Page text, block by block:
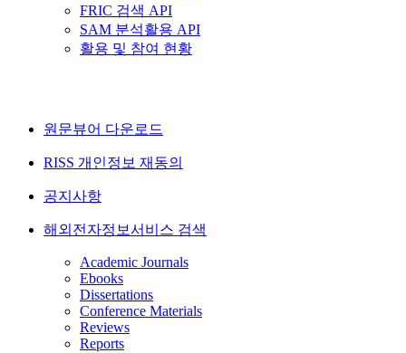
FRIC 검색 API
SAM 분석활용 API
활용 및 참여 현황
원문뷰어 다운로드
RISS 개인정보 재동의
공지사항
해외전자정보서비스 검색
Academic Journals
Ebooks
Dissertations
Conference Materials
Reviews
Reports